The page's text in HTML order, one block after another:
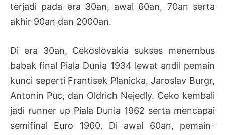
terjadi pada era 30an, awal 60an, 70an serta
akhir 90an dan 2000an.
Di era 30an, Cekoslovakia sukses menembus
babak final Piala Dunia 1934 lewat andil pemain
kunci seperti Frantisek Planicka, Jaroslav Burgr,
Antonin Puc, dan Oldrich Nejedly. Ceko kembali
jadi runner up Piala Dunia 1962 serta mencapai
semifinal Euro 1960. Di awal 60an, pemain-